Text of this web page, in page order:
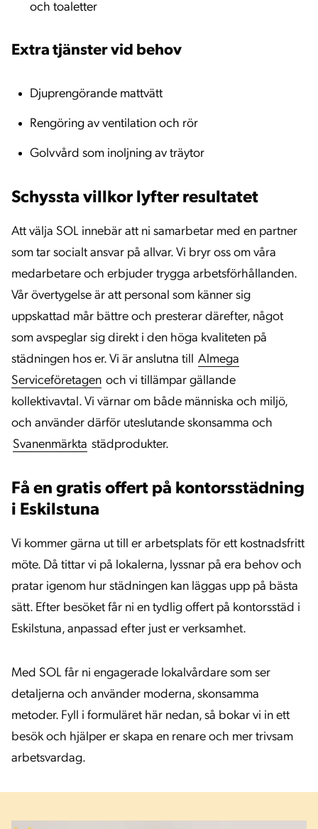
och toaletter
Extra tjänster vid behov
Djuprengörande mattvätt
Rengöring av ventilation och rör
Golvvård som inoljning av träytor
Schyssta villkor lyfter resultatet
Att välja SOL innebär att ni samarbetar med en partner
som tar socialt ansvar på allvar. Vi bryr oss om våra
medarbetare och erbjuder trygga arbetsförhållanden.
Vår övertygelse är att personal som känner sig
uppskattad mår bättre och presterar därefter, något
som avspeglar sig direkt i den höga kvaliteten på
städningen hos er. Vi är anslutna till Almega
Serviceföretagen och vi tillämpar gällande
kollektivavtal. Vi värnar om både människa och miljö,
och använder därför uteslutande skonsamma och
Svanenmärkta städprodukter.
Få en gratis offert på kontorsstädning
i Eskilstuna
Vi kommer gärna ut till er arbetsplats för ett kostnadsfritt
möte. Då tittar vi på lokalerna, lyssnar på era behov och
pratar igenom hur städningen kan läggas upp på bästa
sätt. Efter besöket får ni en tydlig offert på kontorsstäd i
Eskilstuna, anpassad efter just er verksamhet.
Med SOL får ni engagerade lokalvårdare som ser
detaljerna och använder moderna, skonsamma
metoder. Fyll i formuläret här nedan, så bokar vi in ett
besök och hjälper er skapa en renare och mer trivsam
arbetsvardag.